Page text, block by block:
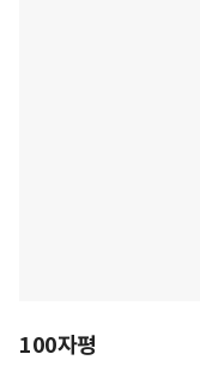
100자평